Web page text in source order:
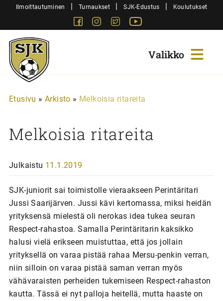
SiirryIlmoittautuminen | Turnaukset | SJK-Edustus | Koulutukset
FacebookInstagram
Twitter
Sjk-
Juniorit
Etusivu » Arkisto » Melkoisia ritareita
Melkoisia ritareita
Julkaistu 11.1.2019
SJK-juniorit sai toimistolle vieraakseen Perintäritari
Jussi Saarijärven. Jussi kävi kertomassa, miksi heidän
yrityksensä mielestä oli nerokas idea tukea seuran
Respect-rahastoa. Samalla Perintäritarin kaksikko
halusi vielä erikseen muistuttaa, että jos jollain
yrityksellä on varaa pistää rahaa Mersu-penkin verran,
niin silloin on varaa pistää saman verran myös
vähävaraisten perheiden tukemiseen Respect-rahaston
kautta. Tässä ei nyt palloja heitellä, mutta haaste on